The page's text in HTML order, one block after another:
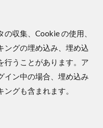
収集、Cookie の使用、
ングの埋め込み、埋め込
行うことがあります。ア
イン中の場合、埋め込み
グも含まれます。